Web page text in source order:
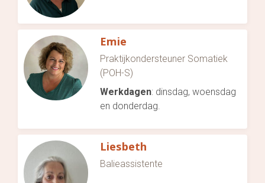
Emie
Praktijkondersteuner Somatiek
(POH-S)
Werkdagen: dinsdag, woensdag
en donderdag.
Liesbeth
Balieassistente